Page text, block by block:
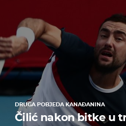
DRUGA POBJEDA KANAĐANINA
Čilić nakon bitke u